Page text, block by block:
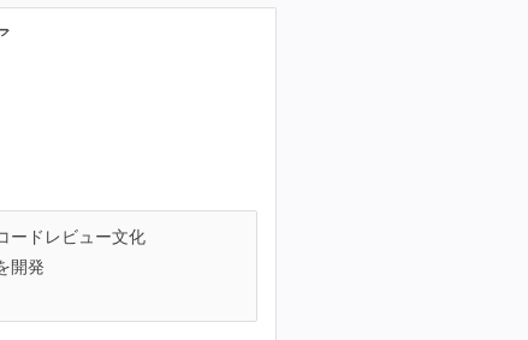
ードレビュー文化
開発